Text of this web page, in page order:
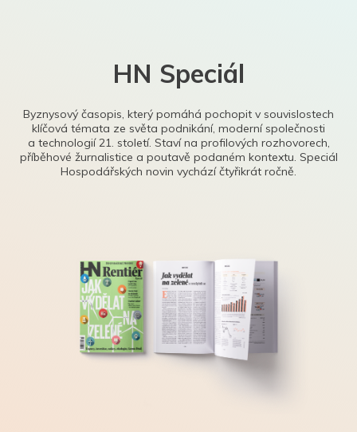
HN Speciál
Byznysový časopis, který pomáhá pochopit v souvislostech
klíčová témata ze světa podnikání, moderní společnosti
a technologií 21. století. Staví na profilových rozhovorech,
příběhové žurnalistice a poutavě podaném kontextu. Speciál
Hospodářských novin vychází čtyřikrát ročně.